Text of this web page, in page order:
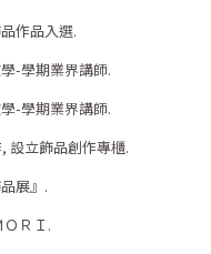
作品入選.
-學期業界講師.
-學期業界講師.
立飾品創作專櫃.
展』.
ＲＩ.